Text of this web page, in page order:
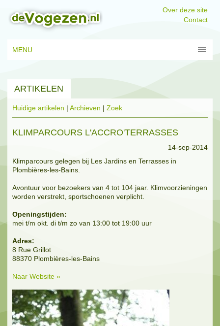
Over deze site
Contact
MENU
ARTIKELEN
Huidige artikelen | Archieven | Zoek
KLIMPARCOURS L'ACCRO'TERRASSES
14-sep-2014
Klimparcours gelegen bij Les Jardins en Terrasses in
Plombières-les-Bains.
Avontuur voor bezoekers van 4 tot 104 jaar. Klimvoorzieningen
worden verstrekt, sportschoenen verplicht.
Openingstijden:
mei t/m okt. di t/m zo van 13:00 tot 19:00 uur
Adres:
8 Rue Grillot
88370 Plombières-les-Bains
Naar Website »